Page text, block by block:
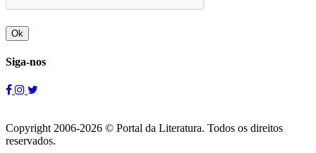
Ok
Siga-nos
Copyright 2006-2026 © Portal da Literatura. Todos os direitos
reservados.